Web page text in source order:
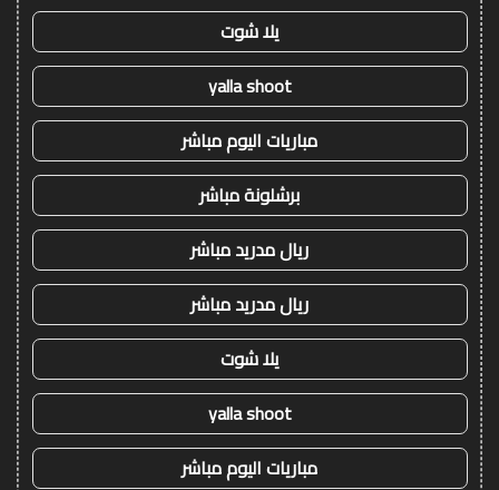
يلا شوت
yalla shoot
مباريات اليوم مباشر
برشلونة مباشر
ريال مدريد مباشر
ريال مدريد مباشر
يلا شوت
yalla shoot
مباريات اليوم مباشر